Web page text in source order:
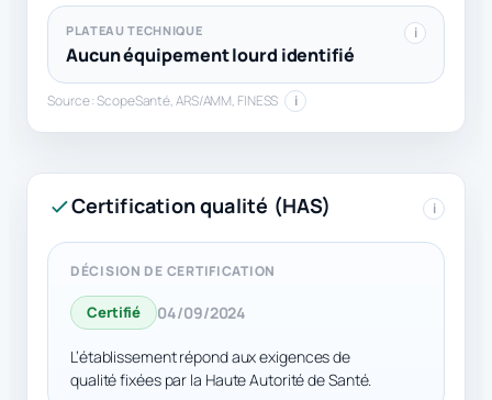
PLATEAU TECHNIQUE
Aucun équipement lourd identifié
i
Source : ScopeSanté, ARS/AMM, FINESS i
Certification qualité (HAS) i
DÉCISION DE CERTIFICATION
Certifié 04/09/2024
L’établissement répond aux exigences de
qualité fixées par la Haute Autorité de Santé.